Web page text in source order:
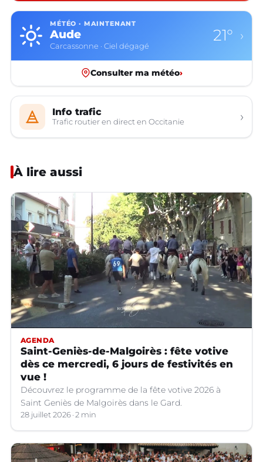
MÉTÉO · MAINTENANT
Aude
Carcassonne · Ciel dégagé
21° ›
Consulter ma météo›
Info trafic
Trafic routier en direct en Occitanie ›
À lire aussi
AGENDA
Saint-Geniès-de-Malgoirès : fête votive
dès ce mercredi, 6 jours de festivités en
vue !
Découvrez le programme de la fête votive 2026 à
Saint Geniès de Malgoirès dans le Gard.
28 juillet 2026 2 min